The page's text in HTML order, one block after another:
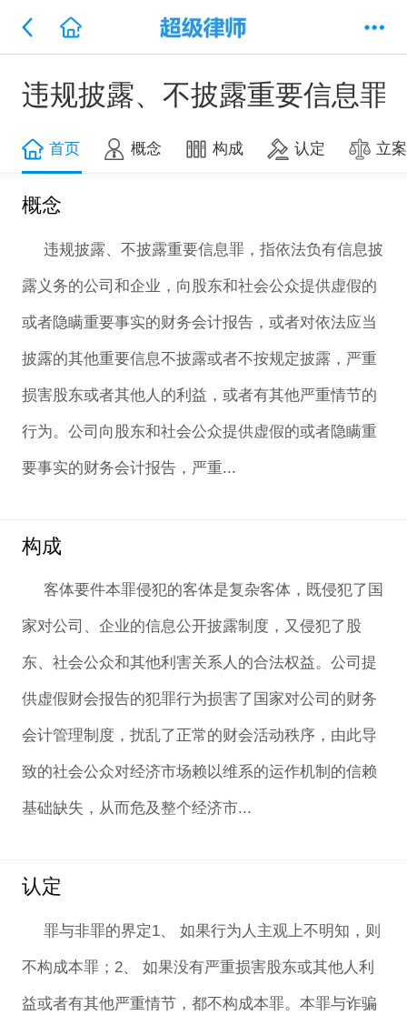
违规披露、不披露重要信息罪
首页 概念 构成 认定 立
概念
违规披露、不披露重要信息罪，指依法负有信息披
露义务的公司和企业，向股东和社会公众提供虚假的
或者隐瞒重要事实的财务会计报告，或者对依法应当
披露的其他重要信息不披露或者不按规定披露，严重
损害股东或者其他人的利益，或者有其他严重情节的
行为。公司向股东和社会公众提供虚假的或者隐瞒重
要事实的财务会计报告，严重...
构成
客体要件本罪侵犯的客体是复杂客体，既侵犯了国
家对公司、企业的信息公开披露制度，又侵犯了股
东、社会公众和其他利害关系人的合法权益。公司提
供虚假财会报告的犯罪行为损害了国家对公司的财务
会计管理制度，扰乱了正常的财会活动秩序，由此导
致的社会公众对经济市场赖以维系的运作机制的信赖
基础缺失，从而危及整个经济市...
认定
罪与非罪的界定1、 如果行为人主观上不明知，则
不构成本罪；2、 如果没有严重损害股东或其他人利
益或者有其他严重情节，都不构成本罪。本罪与诈骗